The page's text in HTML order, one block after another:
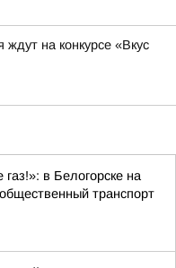
на конкурсе «Вкус
газ!»: в Белогорске на
транспорт